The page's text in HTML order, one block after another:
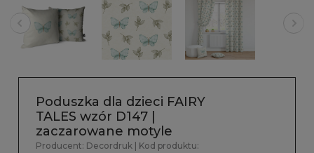
Poduszka dla dzieci FAIRY
TALES wzór D147 |
zaczarowane motyle
Producent: Decordruk
| Kod produktu: